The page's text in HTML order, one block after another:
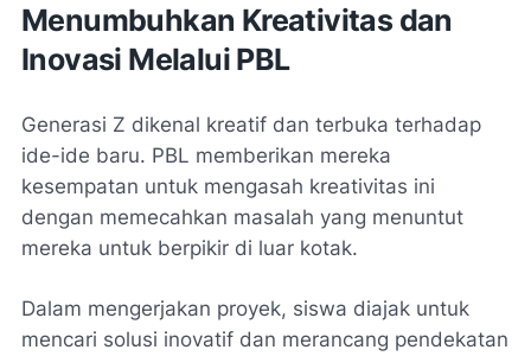
Menumbuhkan Kreativitas dan
Inovasi Melalui PBL
Generasi Z dikenal kreatif dan terbuka terhadap
ide-ide baru. PBL memberikan mereka
kesempatan untuk mengasah kreativitas ini
dengan memecahkan masalah yang menuntut
mereka untuk berpikir di luar kotak.
Dalam mengerjakan proyek, siswa diajak untuk
mencari solusi inovatif dan merancang pendekatan